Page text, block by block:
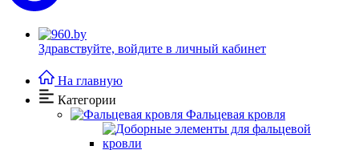
Здравствуйте, войдите в личный кабинет
На главную
Категории
Фальцевая кровля